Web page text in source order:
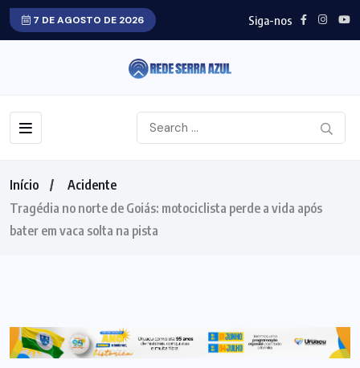
7 DE AGOSTO DE 2026 Siga-nos
Início
Acidente
Tragédia no norte de Goiás: motociclista perde a vida após
bater em vaca solta na pista
ACIDENTE